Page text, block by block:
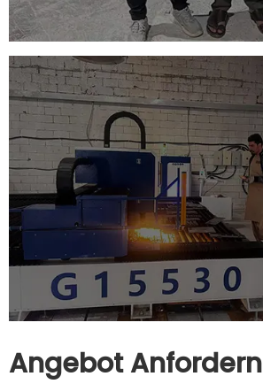
Angebot Anfordern